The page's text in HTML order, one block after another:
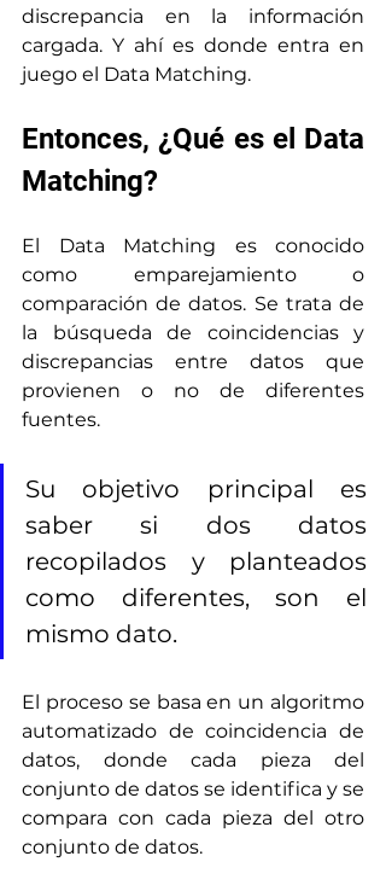
discrepancia en la información
cargada. Y ahí es donde entra en
juego el Data Matching.
Entonces, ¿Qué es el Data
Matching?
El Data Matching es conocido
como emparejamiento o
comparación de datos. Se trata de
la búsqueda de coincidencias y
discrepancias entre datos que
provienen o no de diferentes
fuentes.
Su objetivo principal es
saber si dos datos
recopilados y planteados
como diferentes, son el
mismo dato.
El proceso se basa en un algoritmo
automatizado de coincidencia de
datos, donde cada pieza del
conjunto de datos se identifica y se
compara con cada pieza del otro
conjunto de datos.